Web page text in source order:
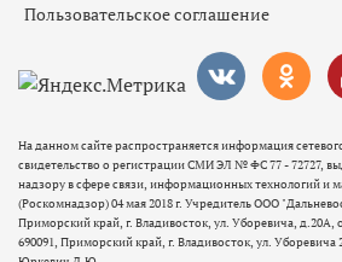
Пользовательское соглашение
На данном сайте распространяется информация
свидетельство о регистрации СМИ ЭЛ № ФС 77 - 72727,
надзору в сфере связи, информационных технологий и
(Роскомнадзор) 04 мая 2018 г. Учредитель ООО
Приморский край, г. Владивосток, ул. Уборевича, д.20А,
690091, Приморский край, г. Владивосток, ул. Уборевича